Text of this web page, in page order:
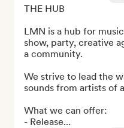
THE HUB
LMN is a hub for
show, party, creative
a community.
We strive to lead the
sounds from artists of
What we can offer:
- Release...